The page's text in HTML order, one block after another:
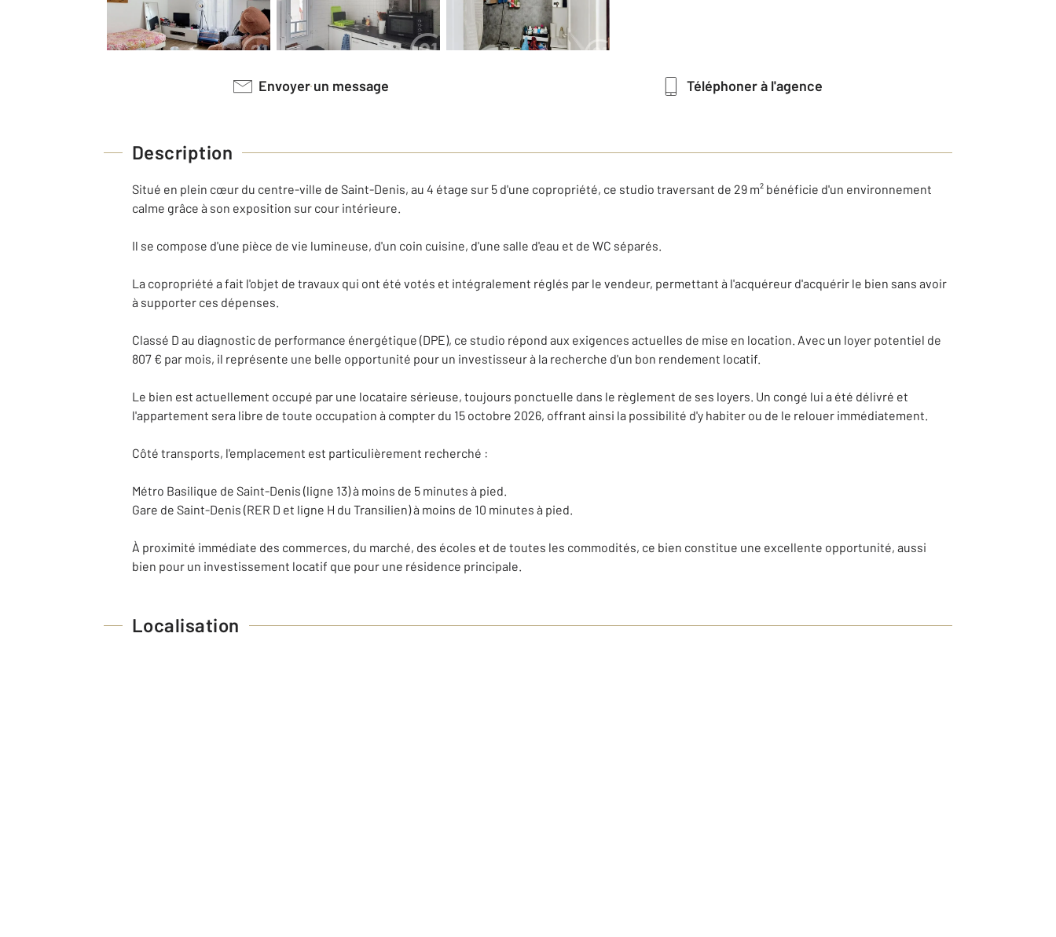
Envoyer un message Téléphoner à l'agence
Description
Situé en plein cœur du centre-ville de Saint-Denis, au 4 étage sur 5 d'une copropriété, ce studio traversant de 29 m² bénéficie d'un environnement
calme grâce à son exposition sur cour intérieure.
Il se compose d'une pièce de vie lumineuse, d'un coin cuisine, d'une salle d'eau et de WC séparés.
La copropriété a fait l'objet de travaux qui ont été votés et intégralement réglés par le vendeur, permettant à l'acquéreur d'acquérir le bien sans avoir
à supporter ces dépenses.
Classé D au diagnostic de performance énergétique (DPE), ce studio répond aux exigences actuelles de mise en location. Avec un loyer potentiel de
807 € par mois, il représente une belle opportunité pour un investisseur à la recherche d'un bon rendement locatif.
Le bien est actuellement occupé par une locataire sérieuse, toujours ponctuelle dans le règlement de ses loyers. Un congé lui a été délivré et
l'appartement sera libre de toute occupation à compter du 15 octobre 2026, offrant ainsi la possibilité d'y habiter ou de le relouer immédiatement.
Côté transports, l'emplacement est particulièrement recherché :
Métro Basilique de Saint-Denis (ligne 13) à moins de 5 minutes à pied.
Gare de Saint-Denis (RER D et ligne H du Transilien) à moins de 10 minutes à pied.
À proximité immédiate des commerces, du marché, des écoles et de toutes les commodités, ce bien constitue une excellente opportunité, aussi
bien pour un investissement locatif que pour une résidence principale.
Localisation